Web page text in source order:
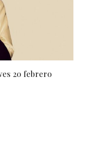
07 noviembre